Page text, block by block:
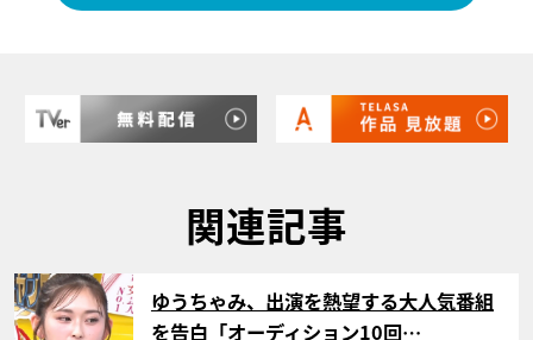
関連記事
サムネイル
ゆうちゃみ、出演を熱望する大人気番組
を告白「オーディション10回…